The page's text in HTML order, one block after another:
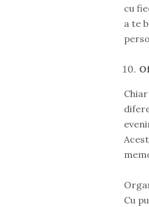
cu
a te
Cu